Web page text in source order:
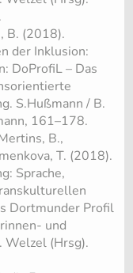
B. (2018).
der Inklusion:
DoProfiL – Das
S.Hußmann / B.
161–178.
B.,
T. (2018).
Sprache,
Dortmunder Profil
und
Welzel (Hrsg).